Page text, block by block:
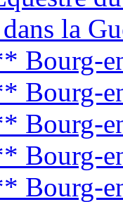
la
Bourg-
Bourg-
Bourg-
Bourg-
Bourg-